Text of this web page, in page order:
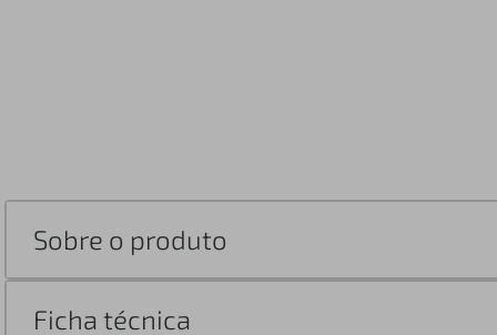
Sobre o produto
Ficha técnica